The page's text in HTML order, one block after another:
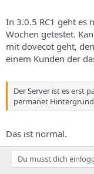
In 3.0.5 RC1 geht es
Wochen getestet.
mit dovecot geht,
einem Kunden der
Der Server ist es erst
permanet
Das ist normal.
Du musst dich